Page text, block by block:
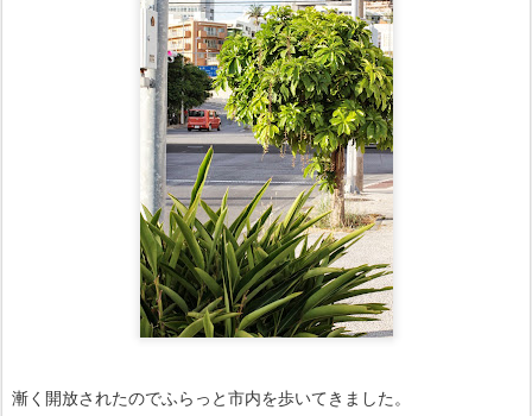
漸く開放されたのでふらっと市内を歩いてきました。